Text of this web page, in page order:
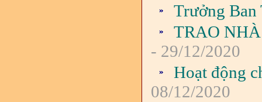
Trưởng
TRAO
- 29/12/2020
Hoạt động
08/12/2020